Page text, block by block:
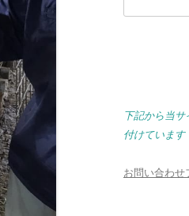
for:
下記から当
付けています
お問い合わせ